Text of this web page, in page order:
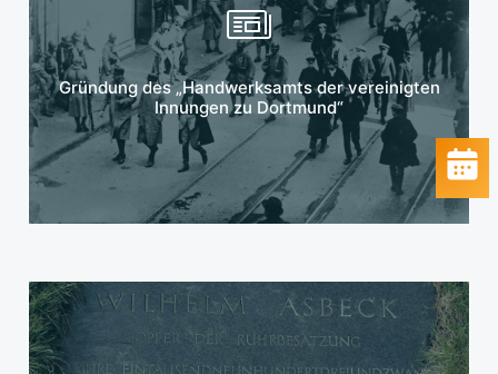
Gründung des „Handwerksamts der vereinigten
Innungen zu Dortmund“
Mehr erfahren